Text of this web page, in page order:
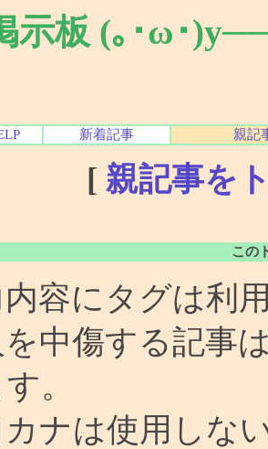
示板 (｡･ω･
新着記事 親記
[ 親記事を
この
内容にタグは利
中傷する記事
。
ナは使用しな